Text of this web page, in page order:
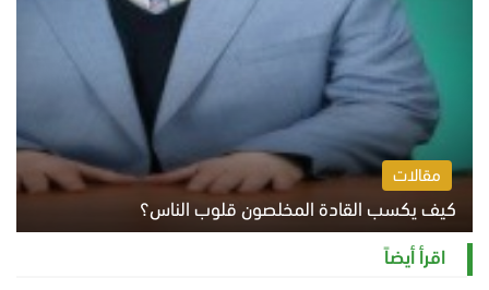
مقالات
كيف يكسب القادة المخلصون قلوب الناس؟
الثلاثاء 4 أغسطس 2026 12:27 م
اقرأ أيضاً